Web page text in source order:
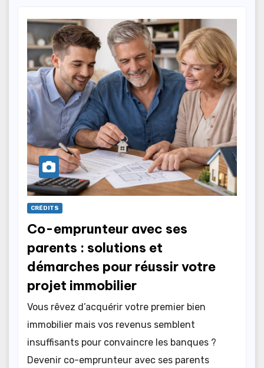
CRÉDITS
Co-emprunteur avec ses
parents : solutions et
démarches pour réussir votre
projet immobilier
Vous rêvez d’acquérir votre premier bien
immobilier mais vos revenus semblent
insuffisants pour convaincre les banques ?
Devenir co-emprunteur avec ses parents